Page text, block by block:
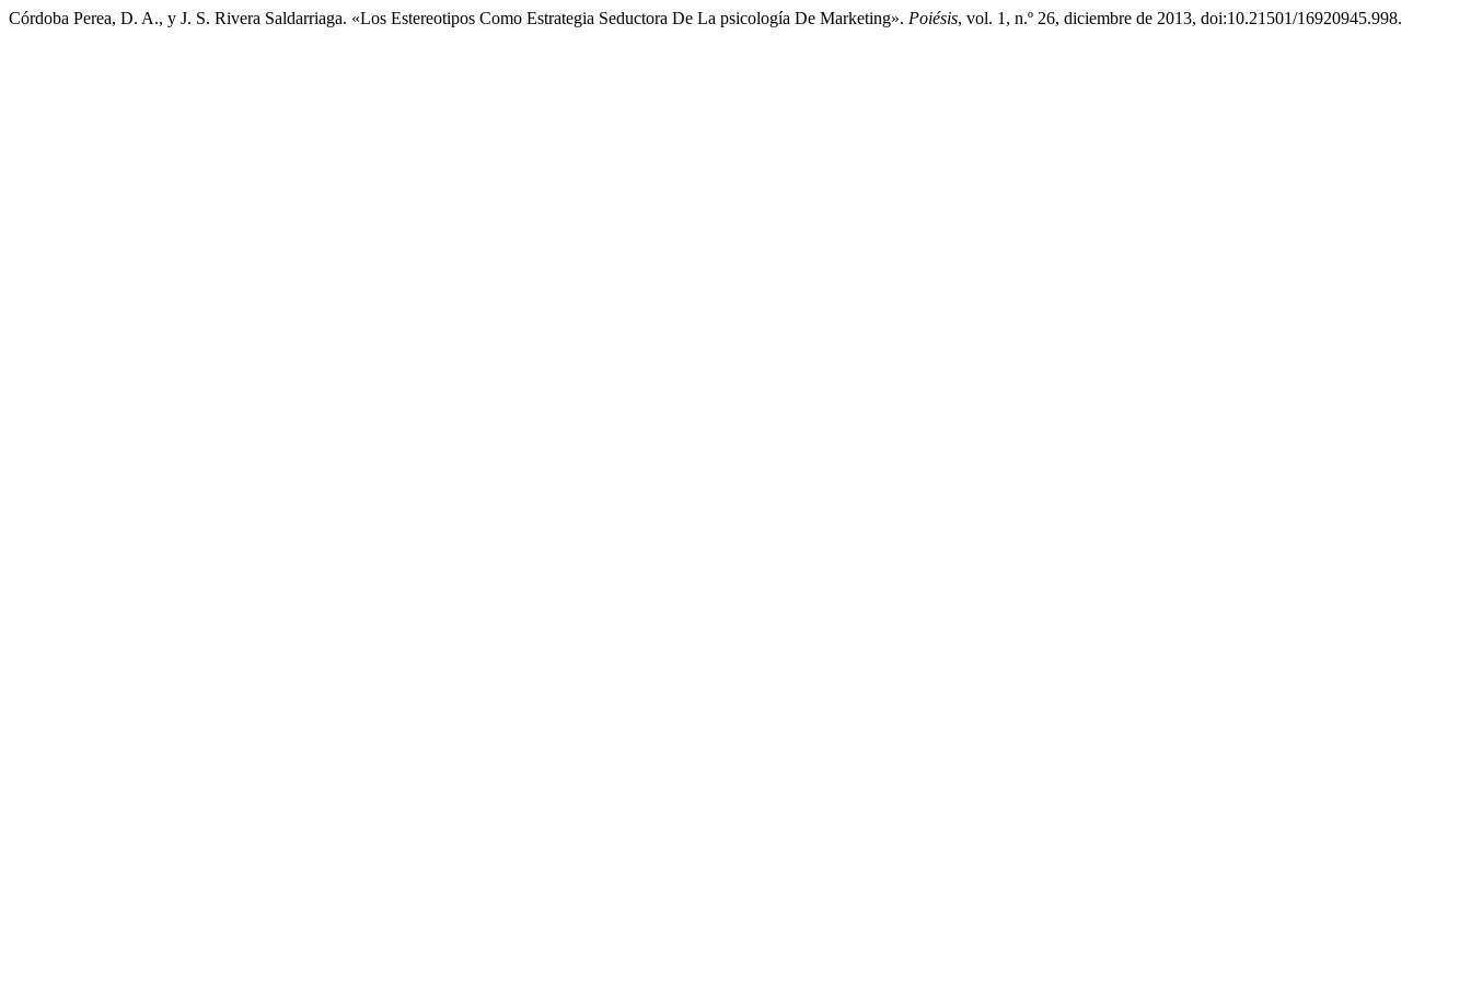
Córdoba Perea, D. A., y J. S. Rivera Saldarriaga. «Los Estereotipos Como Estrategia Seductora De La psicología De Marketing». Poiésis, vol. 1, n.º 26, diciembre de 2013, doi:10.21501/16920945.998.